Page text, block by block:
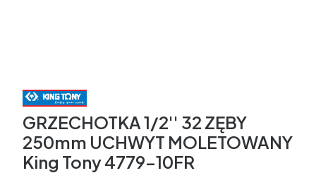
GRZECHOTKA 1/2'' 32 ZĘBY
250mm UCHWYT MOLETOWANY
King Tony 4779-10FR